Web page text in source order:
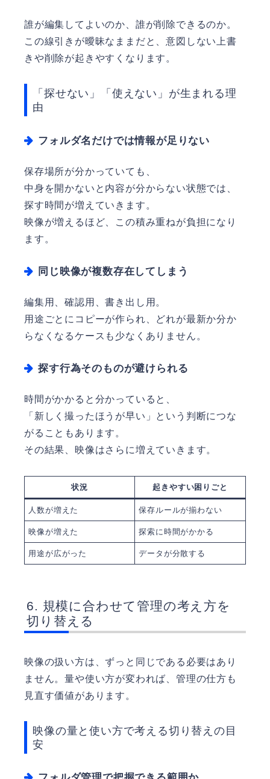
誰が編集してよいのか、誰が削除できるのか。
この線引きが曖昧なままだと、意図しない上書
きや削除が起きやすくなります。
「探せない」「使えない」が生まれる理
由
フォルダ名だけでは情報が足りない
保存場所が分かっていても、
中身を開かないと内容が分からない状態では、
探す時間が増えていきます。
映像が増えるほど、この積み重ねが負担になり
ます。
同じ映像が複数存在してしまう
編集用、確認用、書き出し用。
用途ごとにコピーが作られ、どれが最新か分か
らなくなるケースも少なくありません。
探す行為そのものが避けられる
時間がかかると分かっていると、
「新しく撮ったほうが早い」という判断につな
がることもあります。
その結果、映像はさらに増えていきます。
状況 起きやすい困りごと
人数が増えた 保存ルールが揃わない
映像が増えた 探索に時間がかかる
用途が広がった データが分散する
規模に合わせて管理の考え方を
切り替える
映像の扱い方は、ずっと同じである必要はあり
ません。量や使い方が変われば、管理の仕方も
見直す価値があります。
映像の量と使い方で考える切り替えの目
安